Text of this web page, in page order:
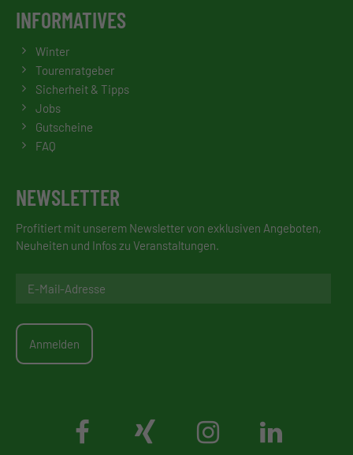
INFORMATIVES
Winter
Tourenratgeber
Sicherheit & Tipps
Jobs
Gutscheine
FAQ
NEWSLETTER
Profitiert mit unserem Newsletter von exklusiven Angeboten,
Neuheiten und Infos zu Veranstaltungen.